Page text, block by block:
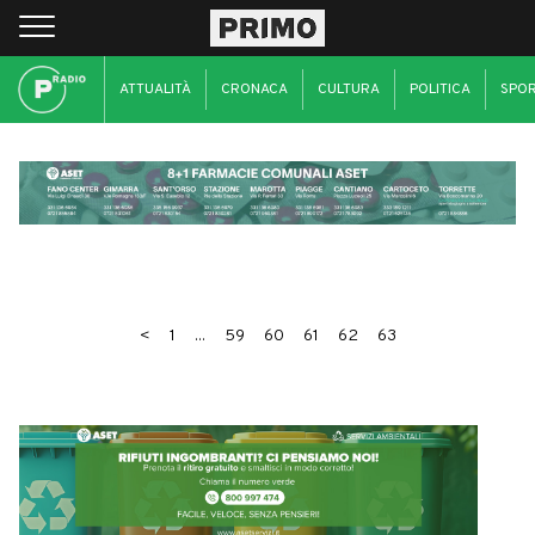
ATTUALITÀ CRONACA CULTURA POLITICA
< 1 ... 59 60 61 62 63